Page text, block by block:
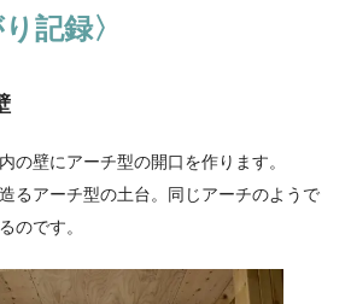
記録〉
の壁にアーチ型の開口を作ります。
るアーチ型の土台。同じアーチのようで
のです。